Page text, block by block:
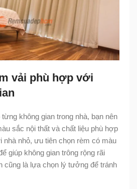
vải phù hợp với
từng không gian trong nhà, bạn nên
sắc nội thất và chất liệu phù hợp
nhà nhỏ, ưu tiên chọn rèm có màu
giúp không gian trông rộng rãi
cũng là lựa chọn lý tưởng để tránh